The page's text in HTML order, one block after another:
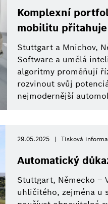
Komplexní
mobilitu
Stuttgart a Mnichov,
Software a umělá
algoritmy proměňují
rozvinout svůj
nejmodernější
29.05.2025 Tisková
Automatický
Stuttgart, Německo –
uhličitého, zejména u